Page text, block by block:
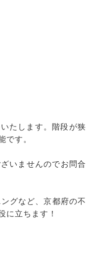
たします。階段が狭
です。
いませんのでお問合
グなど、京都府の不
に立ちます！